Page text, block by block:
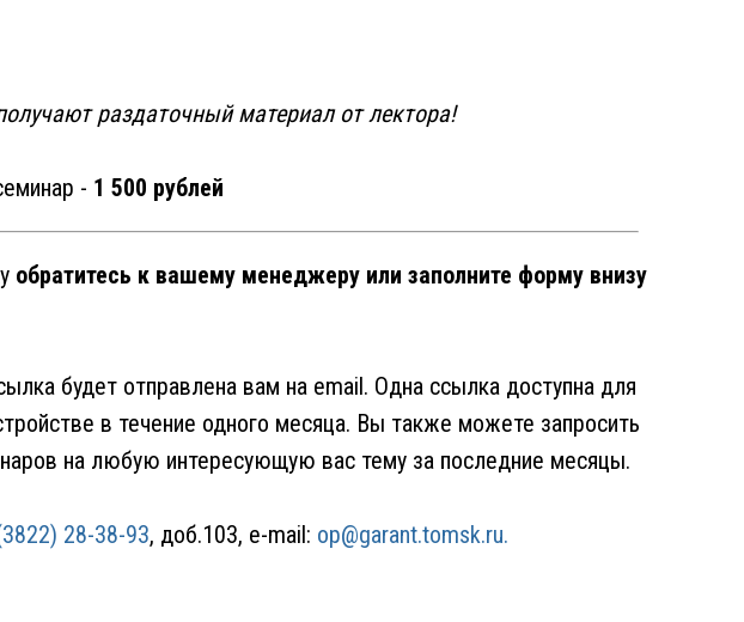
раздаточный материал от лектора!
- 1 500 рублей
обратитесь к вашему менеджеру или заполните форму внизу
будет отправлена вам на email. Одна ссылка доступна для
в течение одного месяца. Вы также можете запросить
на любую интересующую вас тему за последние месяцы.
28-38-93, доб.103, e-mail: op@garant.tomsk.ru.